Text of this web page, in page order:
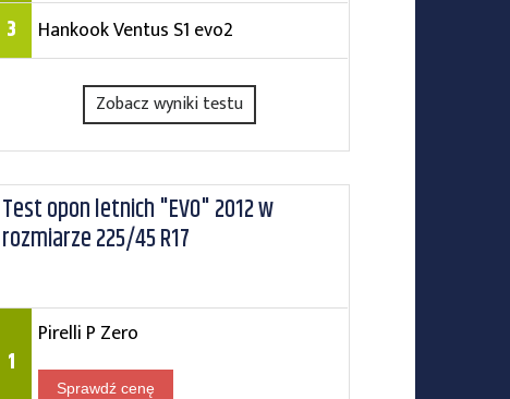
3 Hankook Ventus S1 evo2
Zobacz wyniki testu
Test opon letnich "EVO" 2012 w
rozmiarze 225/45 R17
1
Pirelli P Zero
Sprawdź cenę